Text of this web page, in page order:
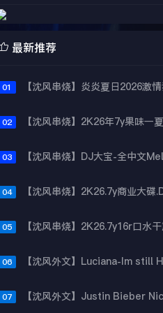
最新推荐
01
02
03
04
05
06
07